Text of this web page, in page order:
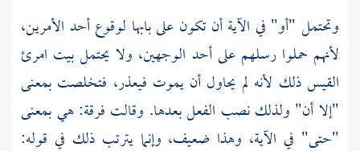
وتحتمل "أو" في الآية أن تكون على بابها لوقوع أحد الأمرين،
لأنهم حملوا رسلهم على أحد الوجهين، ولا يحتمل بيت امرئ
القيسذلك لأنه لم يحاول أن يموت فيعذر، فتخلصت بمعنى
"إلا أن" ولذلك نصب الفعل بعدها. وقالت فرقة: هي بمعنى
"حتى" في الآية، وهذا ضعيف، وإنما يترتب ذلك في قوله: